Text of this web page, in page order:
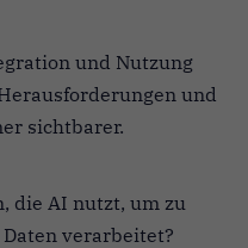
und Nutzung
und
sichtbarer.
die AI nutzt, um zu
verarbeitet?